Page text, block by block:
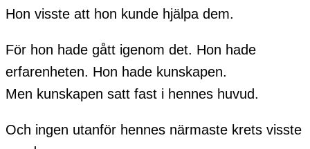
Hon visste att hon kunde hjälpa dem.
För hon hade gått igenom det. Hon hade
erfarenheten. Hon hade kunskapen.
Men kunskapen satt fast i hennes huvud.
Och ingen utanför hennes närmaste krets visste